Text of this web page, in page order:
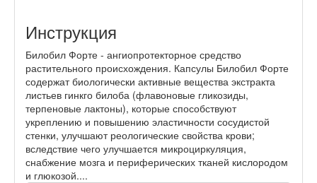
Инструкция
Билобил Форте - ангиопротекторное средство
растительного происхождения. Капсулы Билобил Форте
содержат биологически активные вещества экстракта
листьев гинкго билоба (флавоновые гликозиды,
терпеновые лактоны), которые способствуют
укреплению и повышению эластичности сосудистой
стенки, улучшают реологические свойства крови;
вследствие чего улучшается микроциркуляция,
снабжение мозга и периферических тканей кислородом
и глюкозой....